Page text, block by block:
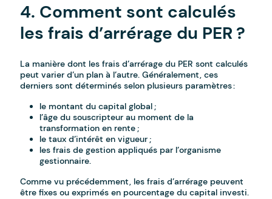
4. Comment sont calculés
les frais d’arrérage du PER ?
La manière dont les frais d’arrérage du PER sont calculés
peut varier d’un plan à l’autre. Généralement, ces
derniers sont déterminés selon plusieurs paramètres :
le montant du capital global ;
l’âge du souscripteur au moment de la
transformation en rente ;
le taux d’intérêt en vigueur ;
les frais de gestion appliqués par l’organisme
gestionnaire.
Comme vu précédemment, les frais d’arrérage peuvent
être fixes ou exprimés en pourcentage du capital investi.